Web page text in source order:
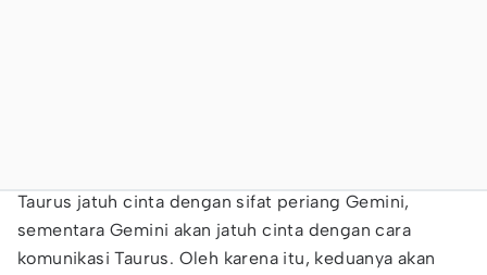
Taurus jatuh cinta dengan sifat periang Gemini,
sementara Gemini akan jatuh cinta dengan cara
komunikasi Taurus. Oleh karena itu, keduanya akan